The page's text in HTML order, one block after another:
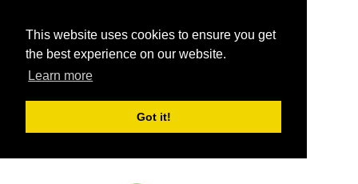
This website uses cookies to ensure you get
the best experience on our website.
Learn more
Got it!